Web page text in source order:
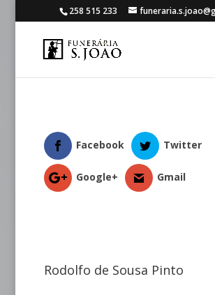
258 515 233
Facebook Twitter
Google+ Gmail
Rodolfo de Sousa Pinto